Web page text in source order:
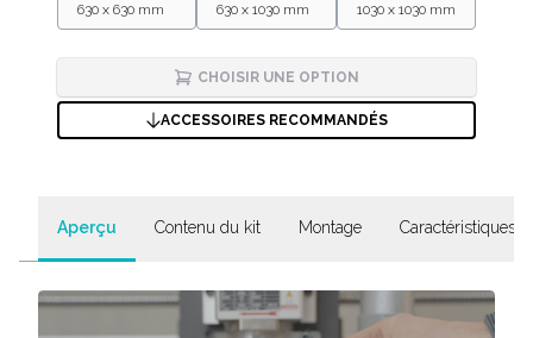
630 x 630 mm 630 x 1030 mm 1030 x 1030 mm
CHOISIR UNE OPTION
ACCESSOIRES RECOMMANDÉS
Aperçu Contenu du kit Montage Caractéristiques